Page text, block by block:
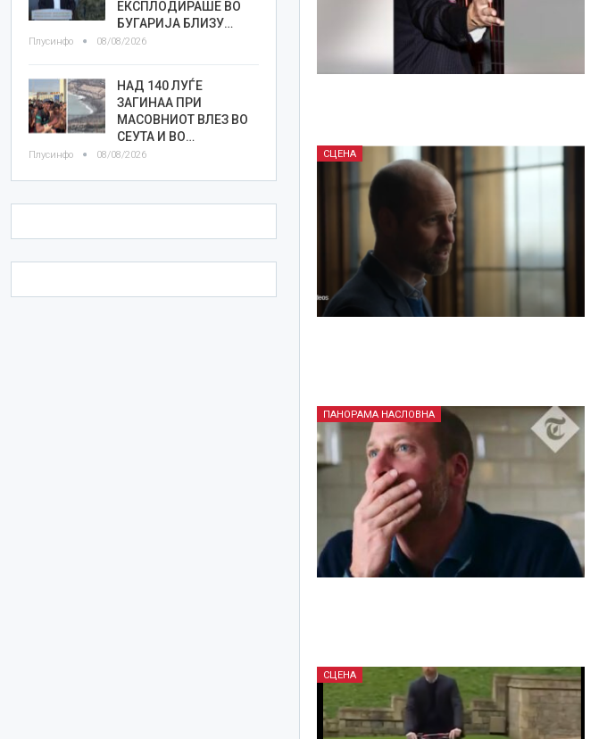
СЦЕНА
ПАНОРАМА НАСЛОВНА
СЦЕНА
ЕКСПЛОДИРАШЕ ВО
БУГАРИЈА БЛИЗУ…
Плусинфо 08/08/2026
НАД 140 ЛУЃЕ
ЗАГИНАА ПРИ
МАСОВНИОТ ВЛЕЗ ВО
СЕУТА И ВО…
Плусинфо 08/08/2026